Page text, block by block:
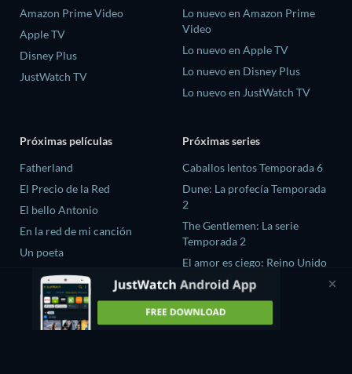
Amazon Prime Video
Apple TV
Disney Plus
JustWatch TV
Lo nuevo en Amazon Prime
Video
Lo nuevo en Apple TV
Lo nuevo en Disney Plus
Lo nuevo en JustWatch TV
Próximas películas
Fatherland
El Precio de la Red
El bello Antonio
En la red de mi canción
Un poeta
Próximas series
Caballos lentos Temporada 6
Dune: La profecía Temporada
2
The Gentlemen: La serie
Temporada 2
El amor es ciego: Reino Unido
Temporada 3
Fuego Ardiente season-1